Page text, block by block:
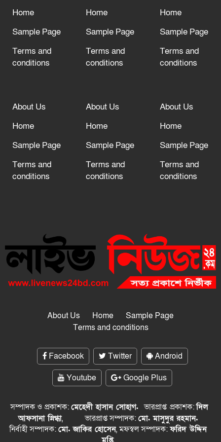
দরজা খোলা রেখেছেন
Home
Sample Page
Terms and
conditions
Home
Sample Page
Terms and
conditions
Home
Sample Page
Terms and
conditions
About Us
Home
Sample Page
Terms and
conditions
About Us
Home
Sample Page
Terms and
conditions
About Us
Home
Sample Page
Terms and
conditions
About Us Home
Sample Page
Terms and conditions
Facebook Twitter
Android
Youtube
Google Plus
সম্পাদক ও প্রকাশক:মেহেদী হাসান সোহাগ.ভারপ্রাপ্ত প্রকাশক:দিল
আফসানা স্নিগ্ধা, ভারপ্রাপ্ত সম্পাদক:মো. মাসুদুর রহমান.
নির্বাহী সম্পাদক:মো. জাকির হোসেন, মফস্বল সম্পাদক:ফরিদ উদ্দিন